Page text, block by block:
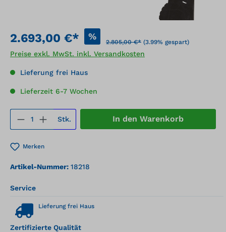
2.693,00 €* %
2.805,00 €* (3.99% gespart)
Preise exkl. MwSt. inkl. Versandkosten
Lieferung frei Haus
Lieferzeit 6-7 Wochen
Produkt Anzahl: Gib den
Stk. In den Warenkorb
Merken
Artikel-Nummer: 18218
Service
Lieferung frei Haus
Zertifizierte Qualität